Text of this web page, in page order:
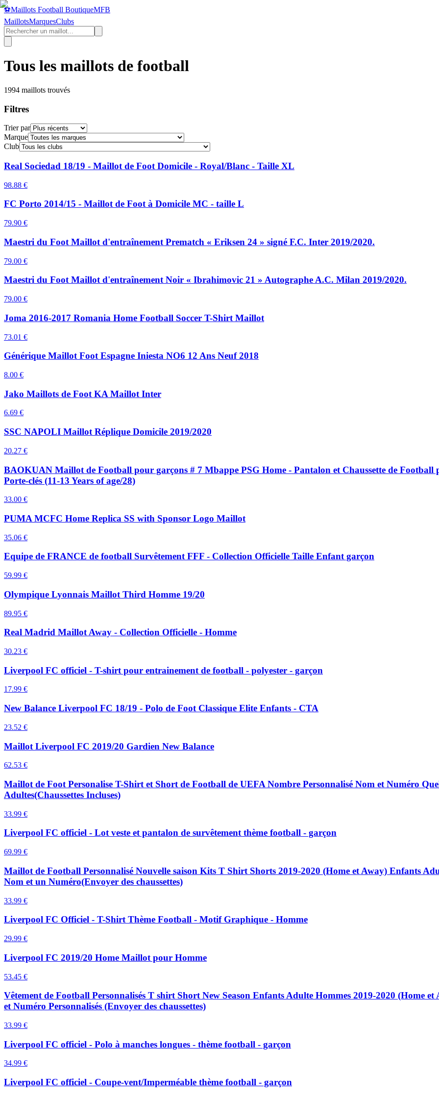
⚽Maillots Football BoutiqueMFB
MaillotsMarquesClubs
Tous les maillots de football
1994 maillots trouvés
Filtres
Trier par
Marque
Club
Real Sociedad 18/19 - Maillot de Foot Domicile - Royal/Blanc - Taille XL
98.88 €
FC Porto 2014/15 - Maillot de Foot à Domicile MC - taille L
79.90 €
Maestri du Foot Maillot d'entraînement Prematch « Eriksen 24 » signé F.C. Inter 2019/2020.
79.00 €
Maestri du Foot Maillot d'entraînement Noir « Ibrahimovic 21 » Autographe A.C. Milan 2019/2020.
79.00 €
Joma 2016-2017 Romania Home Football Soccer T-Shirt Maillot
73.01 €
Générique Maillot Foot Espagne Iniesta NO6 12 Ans Neuf 2018
8.00 €
Jako Maillots de Foot KA Maillot Inter
6.69 €
SSC NAPOLI Maillot Réplique Domicile 2019/2020
20.27 €
BAOKUAN Maillot de Football pour garçons # 7 Mbappe PSG Home - Pantalon et Chaussette de Football
Porte-clés (11-13 Years of age/28)
33.00 €
PUMA MCFC Home Replica SS with Sponsor Logo Maillot
35.06 €
Equipe de FRANCE de football Survêtement FFF - Collection Officielle Taille Enfant garçon
59.99 €
Olympique Lyonnais Maillot Third Homme 19/20
89.95 €
Real Madrid Maillot Away - Collection Officielle - Homme
30.23 €
Liverpool FC officiel - T-shirt pour entrainement de football - polyester - garçon
17.99 €
New Balance Liverpool FC 18/19 - Polo de Foot Classique Elite Enfants - CTA
23.52 €
Maillot Liverpool FC 2019/20 Gardien New Balance
62.53 €
Maillot de Foot Personalise T-Shirt et Short de Football de UEFA Nombre Personnalisé Nom et Numéro
Adultes(Chaussettes Incluses)
33.99 €
Liverpool FC officiel - Lot veste et pantalon de survêtement thème football - garçon
69.99 €
Maillot de Football Personnalisé Nouvelle saison Kits T Shirt Shorts 2019-2020 (Home et Away) Enfants
Nom et un Numéro(Envoyer des chaussettes)
33.99 €
Liverpool FC Officiel - T-Shirt Thème Football - Motif Graphique - Homme
29.99 €
Liverpool FC 2019/20 Home Maillot pour Homme
53.45 €
Vêtement de Football Personnalisés T shirt Short New Season Enfants Adulte Hommes 2019-2020 (Home
et Numéro Personnalisés (Envoyer des chaussettes)
33.99 €
Liverpool FC officiel - Polo à manches longues - thème football - garçon
34.99 €
Liverpool FC officiel - Coupe-vent/Imperméable thème football - garçon